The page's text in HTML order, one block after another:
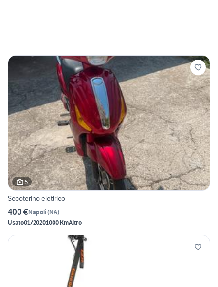
5
Scooterino elettrico
400 €Napoli(NA)
Usato01/20201000 KmAltro